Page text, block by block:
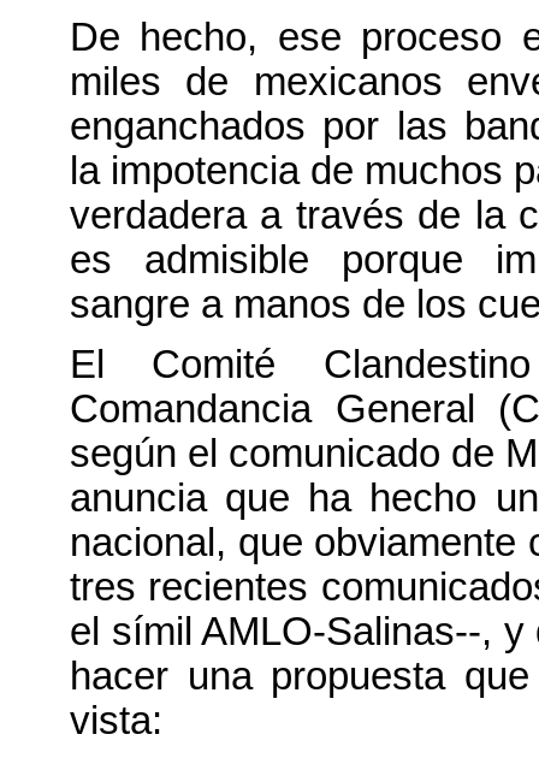
De hecho, ese proceso
miles de mexicanos
enganchados por las
la impotencia de muchos
verdadera a través de la
es admisible porque
sangre a manos de los
El Comité
Comandancia General
según el comunicado de
anuncia que ha hecho
nacional, que obviamente
tres recientes
el símil AMLO-Salinas--,
hacer una propuesta
vista: